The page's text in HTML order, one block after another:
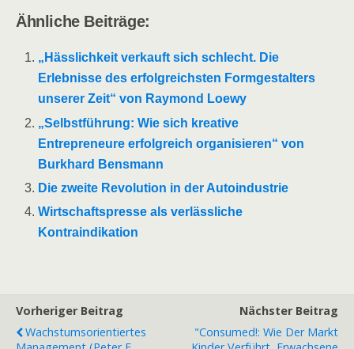
Ähnliche Beiträge:
„Hässlichkeit verkauft sich schlecht. Die
Erlebnisse des erfolgreichsten Formgestalters
unserer Zeit“ von Raymond Loewy
„Selbstführung: Wie sich kreative
Entrepreneure erfolgreich organisieren“ von
Burkhard Bensmann
Die zweite Revolution in der Autoindustrie
Wirtschaftspresse als verlässliche
Kontraindikation
Vorheriger Beitrag
Wachstumsorientiertes
Nächster Beitrag
"Consumed!: Wie Der Markt